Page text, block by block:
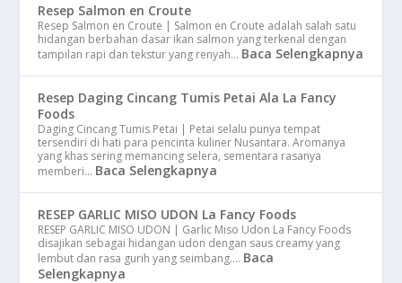
Resep Salmon en Croute
Resep Salmon en Croute | Salmon en Croute adalah salah satu
hidangan berbahan dasar ikan salmon yang terkenal dengan
tampilan rapi dan tekstur yang renyah… Baca Selengkapnya
Resep Daging Cincang Tumis Petai Ala La Fancy
Foods
Daging Cincang Tumis Petai | Petai selalu punya tempat
tersendiri di hati para pencinta kuliner Nusantara. Aromanya
yang khas sering memancing selera, sementara rasanya
memberi… Baca Selengkapnya
RESEP GARLIC MISO UDON La Fancy Foods
RESEP GARLIC MISO UDON | Garlic Miso Udon La Fancy Foods
disajikan sebagai hidangan udon dengan saus creamy yang
lembut dan rasa gurih yang seimbang.… Baca
Selengkapnya